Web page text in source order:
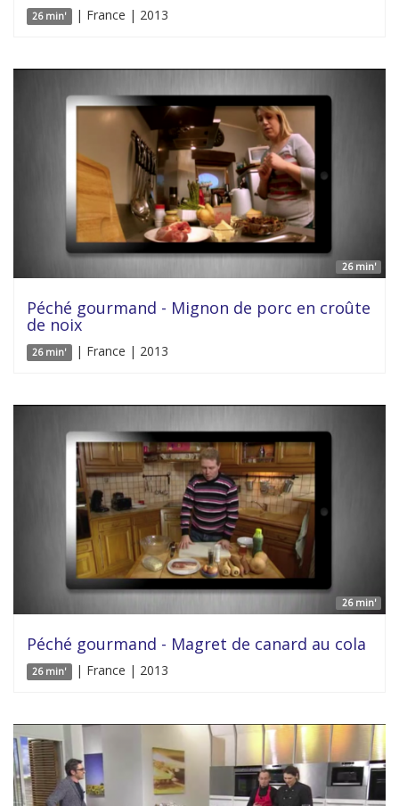
26 min' | France | 2013
26 min'
Péché gourmand - Mignon de porc en croûte
de noix
26 min' | France | 2013
26 min'
Péché gourmand - Magret de canard au cola
26 min' | France | 2013